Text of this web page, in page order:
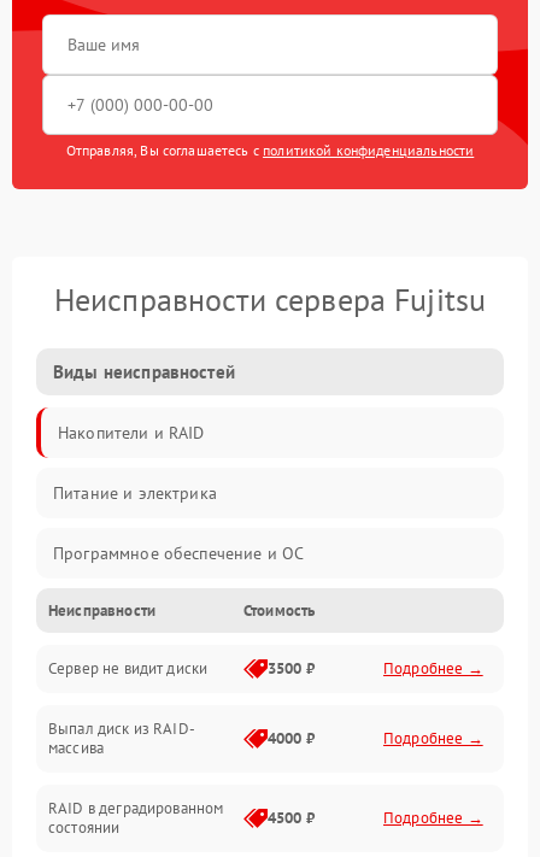
Отправляя, Вы соглашаетесь с политикой конфиденциальности
Неисправности сервера Fujitsu
Виды неисправностей
Накопители и RAID
Питание и электрика
Программное обеспечение и ОС
Охлаждение и температура
Материнская плата и процессор
Сеть и коммуникации
Неисправности Стоимость
Сервер не видит диски 3500 ₽ Подробнее →
Выпал диск из RAID-
массива
4000 ₽ Подробнее →
RAID в деградированном
состоянии
4500 ₽ Подробнее →